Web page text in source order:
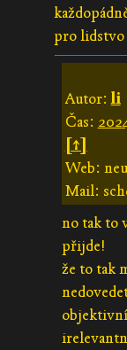
pro
Autor:li
Čas:
[↑]
Web:
Mail:
no tak to
přijde!
že to tak